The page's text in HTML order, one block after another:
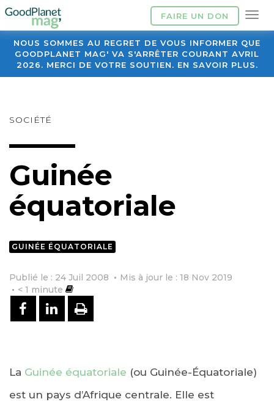
FAIRE UN DON
NOUS SOMMES AU REGRET DE VOUS INFORMER QUE
GOODPLANET MAG' VA S'ARRÊTER COURANT AVRIL
2026. MERCI DE VOTRE SOUTIEN. EN SAVOIR PLUS.
SOCIÉTÉ
Guinée
équatoriale
GUINÉE ÉQUATORIALE
Publié le : 24 Juil 2008
Mis à jour le : 18 Nov 2019
< 1 minute
PARTAGER SUR FACEBOOK
PARTAGER SUR LINKEDIN
IMPRIMER
La Guinée équatoriale (ou Guinée-Équatoriale)
est un pays d’Afrique centrale. Elle est